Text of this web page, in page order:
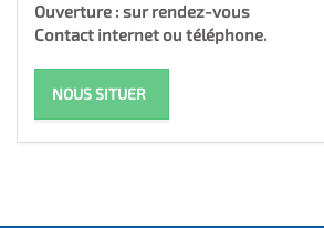
Ouverture : sur rendez-vous
Contact internet ou téléphone.
NOUS SITUER